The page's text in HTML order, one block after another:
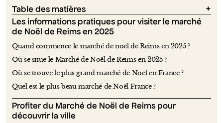
Table des matières
Les informations pratiques pour visiter le marché
de Noël de Reims en 2025
Quand commence le marché de noël de Reims en 2025 ?
Où se situe le Marché de Noël de Reims en 2025 ?
Où se trouve le plus grand marché de Noël en France ?
Quel est le plus beau marché de Noël France ?
Profiter du Marché de Noël de Reims pour
découvrir la ville